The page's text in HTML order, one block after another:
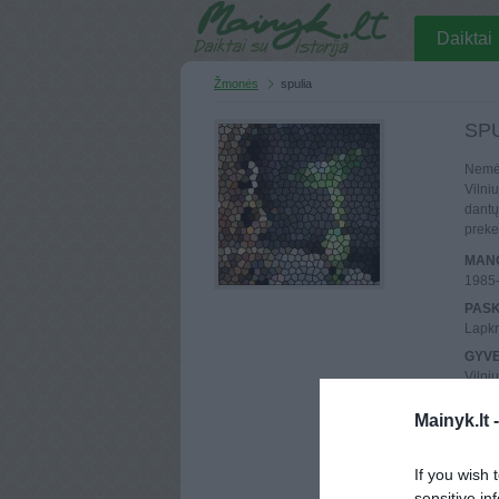
Mainyk.lt -
If you wish
Daiktai
Žmonės spulia
2010